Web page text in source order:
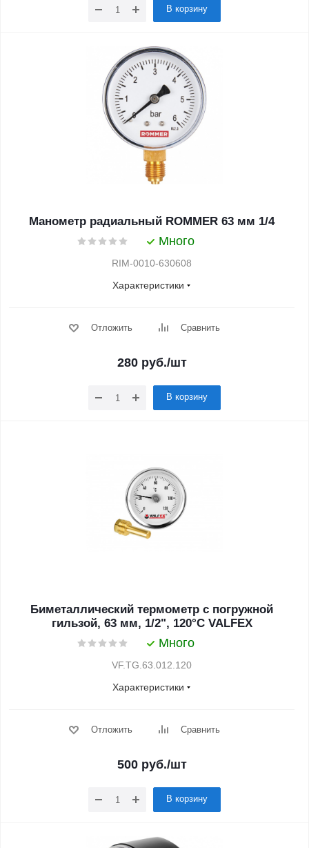
В корзину
Манометр радиальный ROMMER 63 мм 1/4
Много
RIM-0010-630608
Характеристики
Отложить Сравнить
280 руб./шт
В корзину
Биметаллический термометр с погружной
гильзой, 63 мм, 1/2", 120°С VALFEX
Много
VF.TG.63.012.120
Характеристики
Отложить Сравнить
500 руб./шт
В корзину